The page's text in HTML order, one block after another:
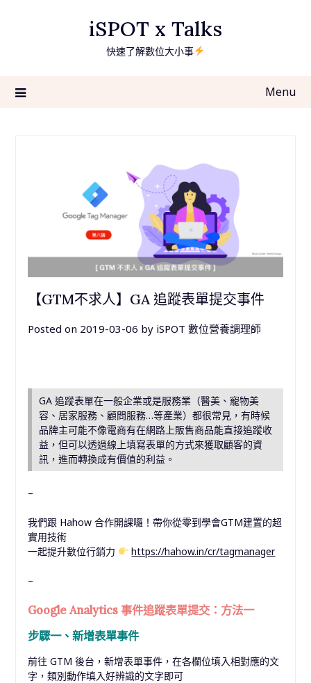
iSPOT x Talks
快速了解數位大小事
Menu
【GTM不求人】GA 追蹤表單提交事件
Posted on 2019-03-06 by iSPOT 數位營養調理師
GA 追蹤表單在一般企業或是服務業（醫美、寵物美
容、居家服務、顧問服務…等產業）都很常見，有時候
品牌主可能不像電商有在網路上販售商品能直接追蹤收
益，但可以透過線上填寫表單的方式來獲取顧客的資
訊，進而轉換成有價值的利益。
–
我們跟 Hahow 合作開課囉！帶你從零到學會GTM建置的超
實用技術
一起提升數位行銷力
https://hahow.in/cr/tagmanager
–
Google Analytics 事件追蹤表單提交：方法一
步驟一、新增表單事件
前往 GTM 後台，新增表單事件，在各欄位填入相對應的文
字，類別動作填入好辨識的文字即可